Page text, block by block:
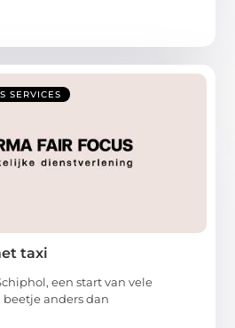
SERVICES
taxi
een start van vele
beetje anders dan